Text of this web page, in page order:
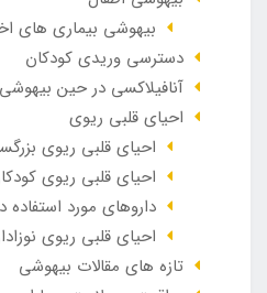
بیهوشی بیماری های
دسترسی وریدی کودکان
آنافيلاکسی در حين بيهوشی
احیای قلبی ریوی
احیای قلبی ریوی
احیای قلبی ریوی
داروهای مورد استفاده
احیای قلبی ریوی
تازه های مقالات بیهوشی